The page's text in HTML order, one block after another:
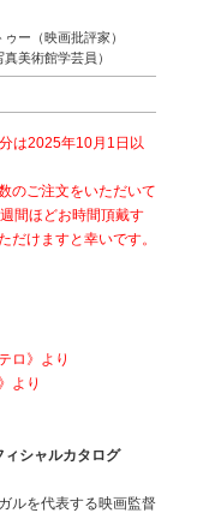
ー（映画批評家）
美術館学芸員）
は2025年10月1日以
のご注文をいただいて
間ほどお時間頂戴す
だけますと幸いです。
ロ》より
より
ィシャルカタログ
ルを代表する映画監督